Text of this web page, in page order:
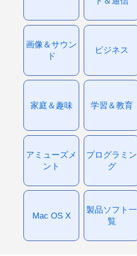
画像＆サウン
ド
ビジネス
家庭＆趣味 学習＆教育
アミューズメ
ント
プログラミン
グ
Mac OS X
製品ソフト一
覧